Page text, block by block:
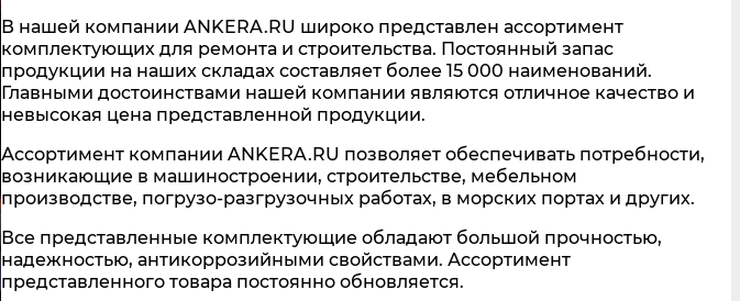
В нашей компании ANKERA.RU широко представлен ассортимент
комплектующих для ремонта и строительства. Постоянный запас
продукции на наших складах составляет более 15 000 наименований.
Главными достоинствами нашей компании являются отличное качество и
невысокая цена представленной продукции.
Ассортимент компании ANKERA.RU позволяет обеспечивать потребности,
возникающие в машиностроении, строительстве, мебельном
производстве, погрузо-разгрузочных работах, в морских портах и других.
Все представленные комплектующие обладают большой прочностью,
надежностью, антикоррозийными свойствами. Ассортимент
представленного товара постоянно обновляется.